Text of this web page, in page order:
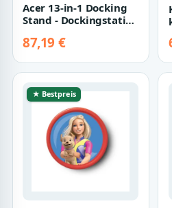
Acer 13-in-1 Docking
Stand - Dockingstation
87,19 €
★ Bestpreis